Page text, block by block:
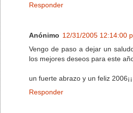
Responder
Anónimo 12/31/2005 12:14:00
Vengo de paso a dejar un
los mejores deseos para este
un fuerte abrazo y un feliz 2006¡¡
Responder